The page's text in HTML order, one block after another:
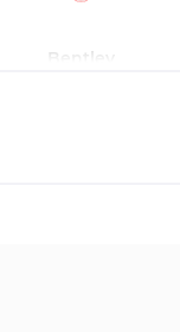
Bentley